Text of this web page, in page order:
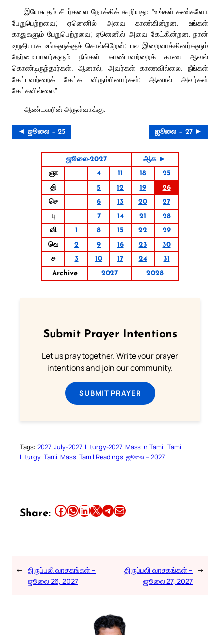
இயேசு தம் சீடர்களை நோக்கிக் கூறியது: “உங்கள் கண்களோ
பேறுபெற்றவை; ஏனெனில் அவை காண்கின்றன. உங்கள்
காதுகளும் பேறுபெற்றவை; ஏனெனில் அவை கேட்கின்றன. நான்
உறுதியாக உங்களுக்குச் சொல்கிறேன்; பல இறைவாக்கினர்களும்
நேர்மையாளர்களும் நீங்கள் காண்பவற்றைக் காண ஆவல்
கொண்டிருந்தார்கள். ஆனால், அவர்கள் காணவில்லை. நீங்கள்
கேட்பவற்றைக் கேட்க விரும்பினார்கள்; ஆனால் அவர்கள்
கேட்கவில்லை.”
ஆண்டவரின் அருள்வாக்கு.
◄ ஜூலை – 25 ஜூலை – 27 ►
ஜூலை-2027
ஆக ►
ஞா
4 11 18
25
தி
5 12 19
26
செ
6 13 20
27
பு
7 14 21
28
வி
1 8 15 22
29
வெ
2 9 16 23
30
ச
3 10 17 24
31
Archive
2027 2028
Submit Prayer Intentions
Let us pray together. Write your prayer
intentions and join our community.
SUBMIT PRAYER
Tags: 2027 July-2027 Liturgy-2027 Mass in Tamil Tamil
Liturgy Tamil Mass Tamil Readings ஜூலை – 2027
Share: Share this article on Facebook Share this article on WhatsApp Share this article on LinkedIn Share this article on X Share this article on TelegramEmail this Article
← திருப்பலி வாசகங்கள் –
ஜூலை 26, 2027
திருப்பலி வாசகங்கள் –
ஜூலை 27, 2027
→